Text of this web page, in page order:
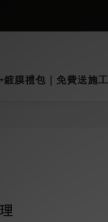
車友推薦新車鍍膜１
鍍膜禮包｜免費送施